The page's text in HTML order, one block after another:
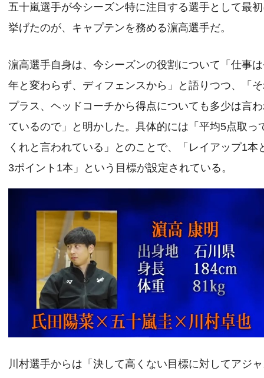
五十嵐選手が今シーズン特に注目する選手として最
挙げたのが、キャプテンを務める濵高選手だ。
濵高選手自身は、今シーズンの役割について「仕事
年と変わらず、ディフェンスから」と語りつつ、「
プラス、ヘッドコーチから得点についても多少は言
ているので」と明かした。具体的には「平均5点取っ
くれと言われている」とのことで、「レイアップ1本
3ポイント1本」という目標が設定されている。
川村選手からは「決して高くない目標に対してアジ